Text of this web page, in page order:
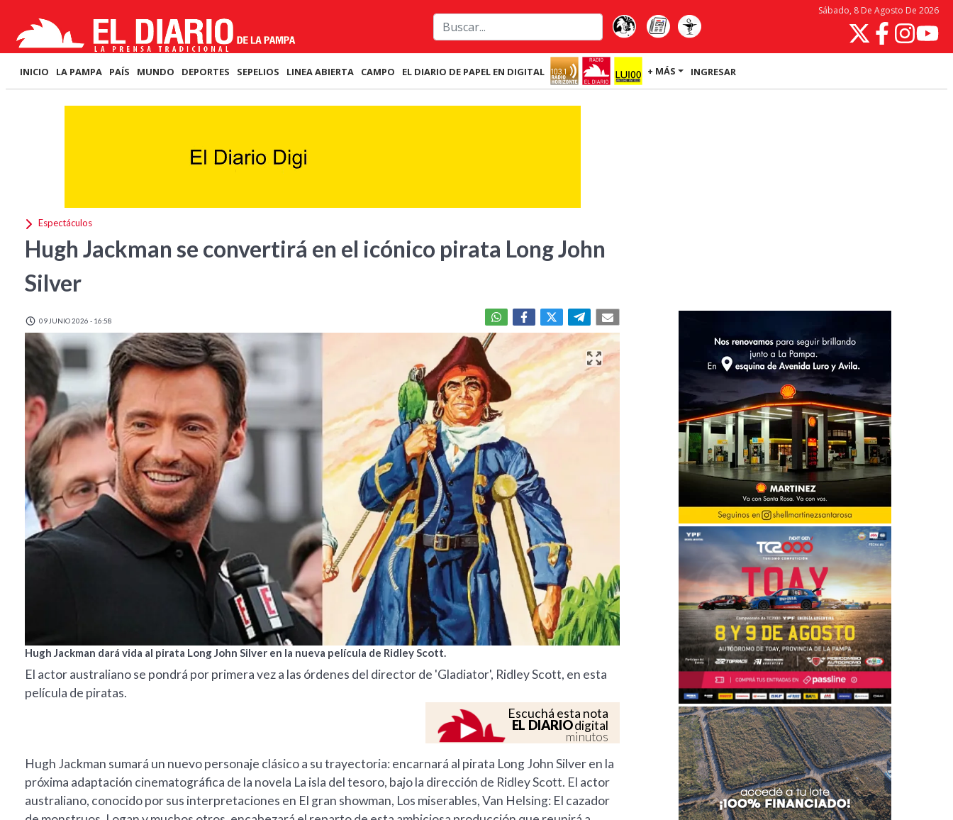
Sábado, 8 De Agosto De 2026
INICIO LA PAMPA PAÍS MUNDO DEPORTES SEPELIOS LINEA ABIERTA CAMPO EL DIARIO DE PAPEL EN DIGITAL + MÁS INGRESAR
Espectáculos
Hugh Jackman se convertirá en el icónico pirata Long John
Silver
09 JUNIO 2026 - 16:58
Hugh Jackman dará vida al pirata Long John Silver en la nueva película de Ridley Scott.
El actor australiano se pondrá por primera vez a las órdenes del director de 'Gladiator', Ridley Scott, en esta
película de piratas.
Escuchá esta nota
EL DIARIOdigital
minutos
Hugh Jackman sumará un nuevo personaje clásico a su trayectoria: encarnará al pirata Long John Silver en la
próxima adaptación cinematográfica de la novela La isla del tesoro, bajo la dirección de Ridley Scott. El actor
australiano, conocido por sus interpretaciones en El gran showman, Los miserables, Van Helsing: El cazador